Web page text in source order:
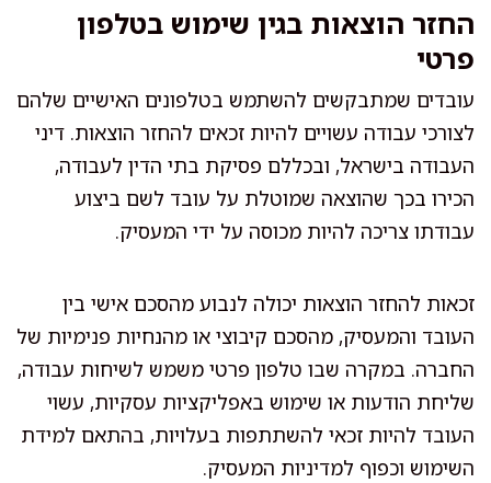
החזר הוצאות בגין שימוש בטלפון
פרטי
עובדים שמתבקשים להשתמש בטלפונים האישיים שלהם
לצורכי עבודה עשויים להיות זכאים להחזר הוצאות. דיני
העבודה בישראל, ובכללם פסיקת בתי הדין לעבודה,
הכירו בכך שהוצאה שמוטלת על עובד לשם ביצוע
עבודתו צריכה להיות מכוסה על ידי המעסיק.
זכאות להחזר הוצאות יכולה לנבוע מהסכם אישי בין
העובד והמעסיק, מהסכם קיבוצי או מהנחיות פנימיות של
החברה. במקרה שבו טלפון פרטי משמש לשיחות עבודה,
שליחת הודעות או שימוש באפליקציות עסקיות, עשוי
העובד להיות זכאי להשתתפות בעלויות, בהתאם למידת
השימוש וכפוף למדיניות המעסיק.